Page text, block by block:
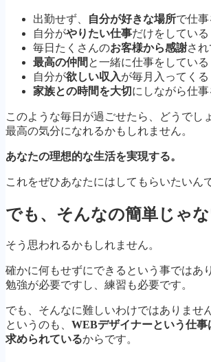
出勤せず、 自分が好きな場所で仕
自分がやりたい仕事だけをしている
毎日たくさんのお客様から感謝さ
最高の仲間 と一緒に仕事をしている
自分が欲しい収入が毎月入ってくる
家族との時間を大切 にしながら仕
このような毎日が過ごせたら、どうでし
最高の気分になれるかもしれません。
あなたの理想的な生活を実現する。
これをぜひあなたにはしてもらいたいん
でも、そんなの簡単じゃ
そう思われるかもしれません。
確かに何もせずにできるという事ではあ
勉強が必要ですし、練習も必要です。
でも、そんなに難しいわけではありません
というのも、 WEBデザイナーという仕事
求められているからです。